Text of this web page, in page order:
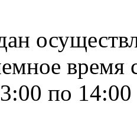
время
по 14:00